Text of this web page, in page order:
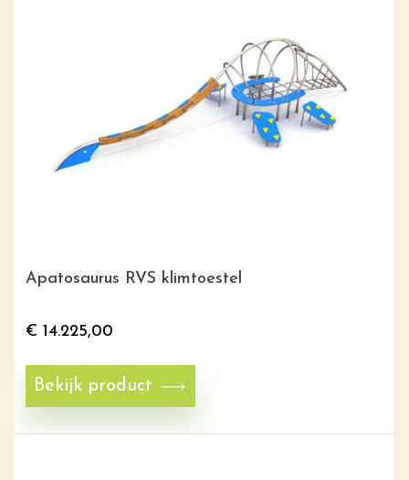
Apatosaurus RVS klimtoestel
€ 14.225,00
Bekijk product